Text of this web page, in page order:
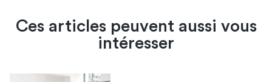
Ces articles peuvent aussi vous
intéresser